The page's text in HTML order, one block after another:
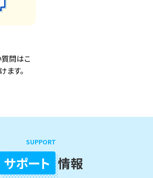
ひどいレベル）となっている場合、空
く使って簡単・手軽にニオイ対策！
ーン運転機能」が搭載されている製品で
ます。詳しくは以下サイトもご覧くださ
転機能
問はこ
ます。
SUPPORT
サポート 情報